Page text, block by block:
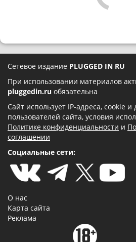
Сетевое издание PLUGGED IN RU
При использовании материалов
pluggedin.ru обязательна
Сайт использует IP-адреса, cookie
пользователей сайта, условия
Политике конфиденциальности и
соглашении
Социальные сети:
О нас
Карта сайта
Реклама